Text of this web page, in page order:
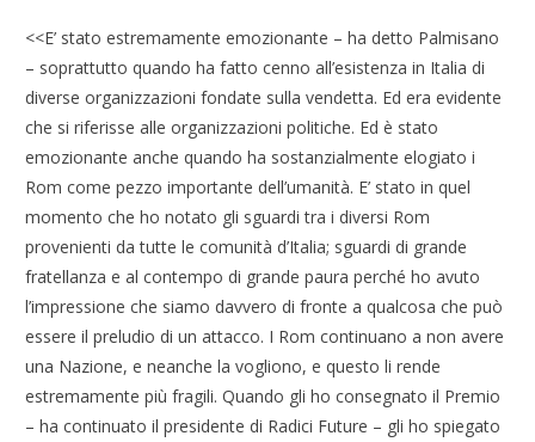
<<E’ stato estremamente emozionante – ha detto Palmisano
– soprattutto quando ha fatto cenno all’esistenza in Italia di
diverse organizzazioni fondate sulla vendetta. Ed era evidente
che si riferisse alle organizzazioni politiche. Ed è stato
emozionante anche quando ha sostanzialmente elogiato i
Rom come pezzo importante dell’umanità. E’ stato in quel
momento che ho notato gli sguardi tra i diversi Rom
provenienti da tutte le comunità d’Italia; sguardi di grande
fratellanza e al contempo di grande paura perché ho avuto
l’impressione che siamo davvero di fronte a qualcosa che può
essere il preludio di un attacco. I Rom continuano a non avere
una Nazione, e neanche la vogliono, e questo li rende
estremamente più fragili. Quando gli ho consegnato il Premio
– ha continuato il presidente di Radici Future – gli ho spiegato